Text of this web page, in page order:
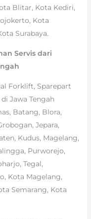
Blitar, Kota Kediri,
Kota
Surabaya.
Servis dari
Forklift, Sparepart
Jawa Tengah
Batang, Blora,
Jepara,
Kudus, Magelang,
Purworejo,
Tegal,
Kota Magelang,
Semarang, Kota